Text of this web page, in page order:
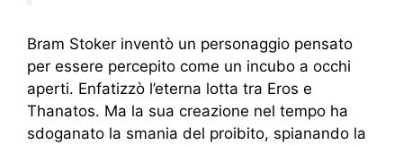
Bram Stoker inventò un personaggio pensato
per essere percepito come un incubo a occhi
aperti. Enfatizzò l’eterna lotta tra Eros e
Thanatos. Ma la sua creazione nel tempo ha
sdoganato la smania del proibito, spianando la